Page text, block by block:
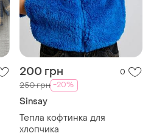
200 грн 0
250 грн -20%
Sinsay
Тепла кофтинка для
хлопчика